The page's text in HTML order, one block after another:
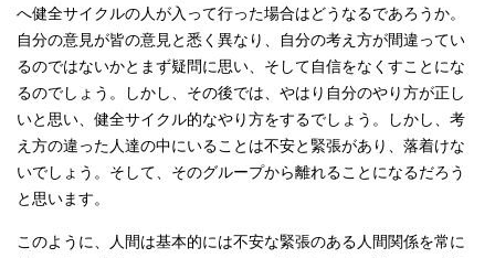
へ健全サイクルの人が入って行った場合はどうなるであろうか。
自分の意見が皆の意見と悉く異なり、自分の考え方が間違ってい
るのではないかとまず疑問に思い、そして自信をなくすことにな
るのでしょう。しかし、その後では、やはり自分のやり方が正し
いと思い、健全サイクル的なやり方をするでしょう。しかし、考
え方の違った人達の中にいることは不安と緊張があり、落着けな
いでしょう。そして、そのグループから離れることになるだろう
と思います。
このように、人間は基本的には不安な緊張のある人間関係を常に